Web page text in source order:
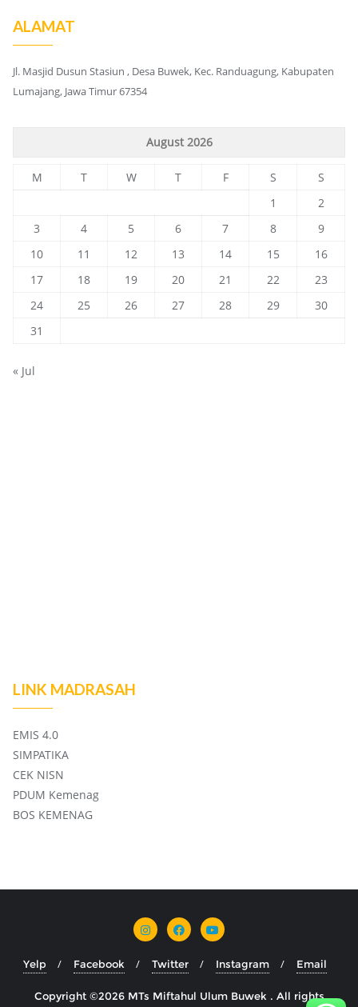
ALAMAT
Jl. Masjid Dusun Stasiun , Desa Buwek, Kec. Randuagung, Kabupaten
Lumajang, Jawa Timur 67354
August 2026
M T W T F S
S
1
2
3
4 5 6 7 8
9
10
11 12 13 14 15
16
17
18 19 20 21 22
23
24
25 26 27 28 29
30
31
« Jul
LINK MADRASAH
EMIS 4.0
SIMPATIKA
CEK NISN
PDUM Kemenag
BOS KEMENAG
Yelp Facebook Twitter Instagram Email
Copyright ©2026 MTs Miftahul Ulum Buwek . All rights